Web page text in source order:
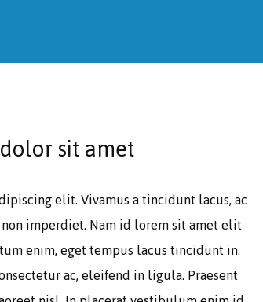
sit amet
elit. Vivamus a tincidunt lacus, ac
imperdiet. Nam id lorem sit amet elit
enim, eget tempus lacus tincidunt in.
ac, eleifend in ligula. Praesent